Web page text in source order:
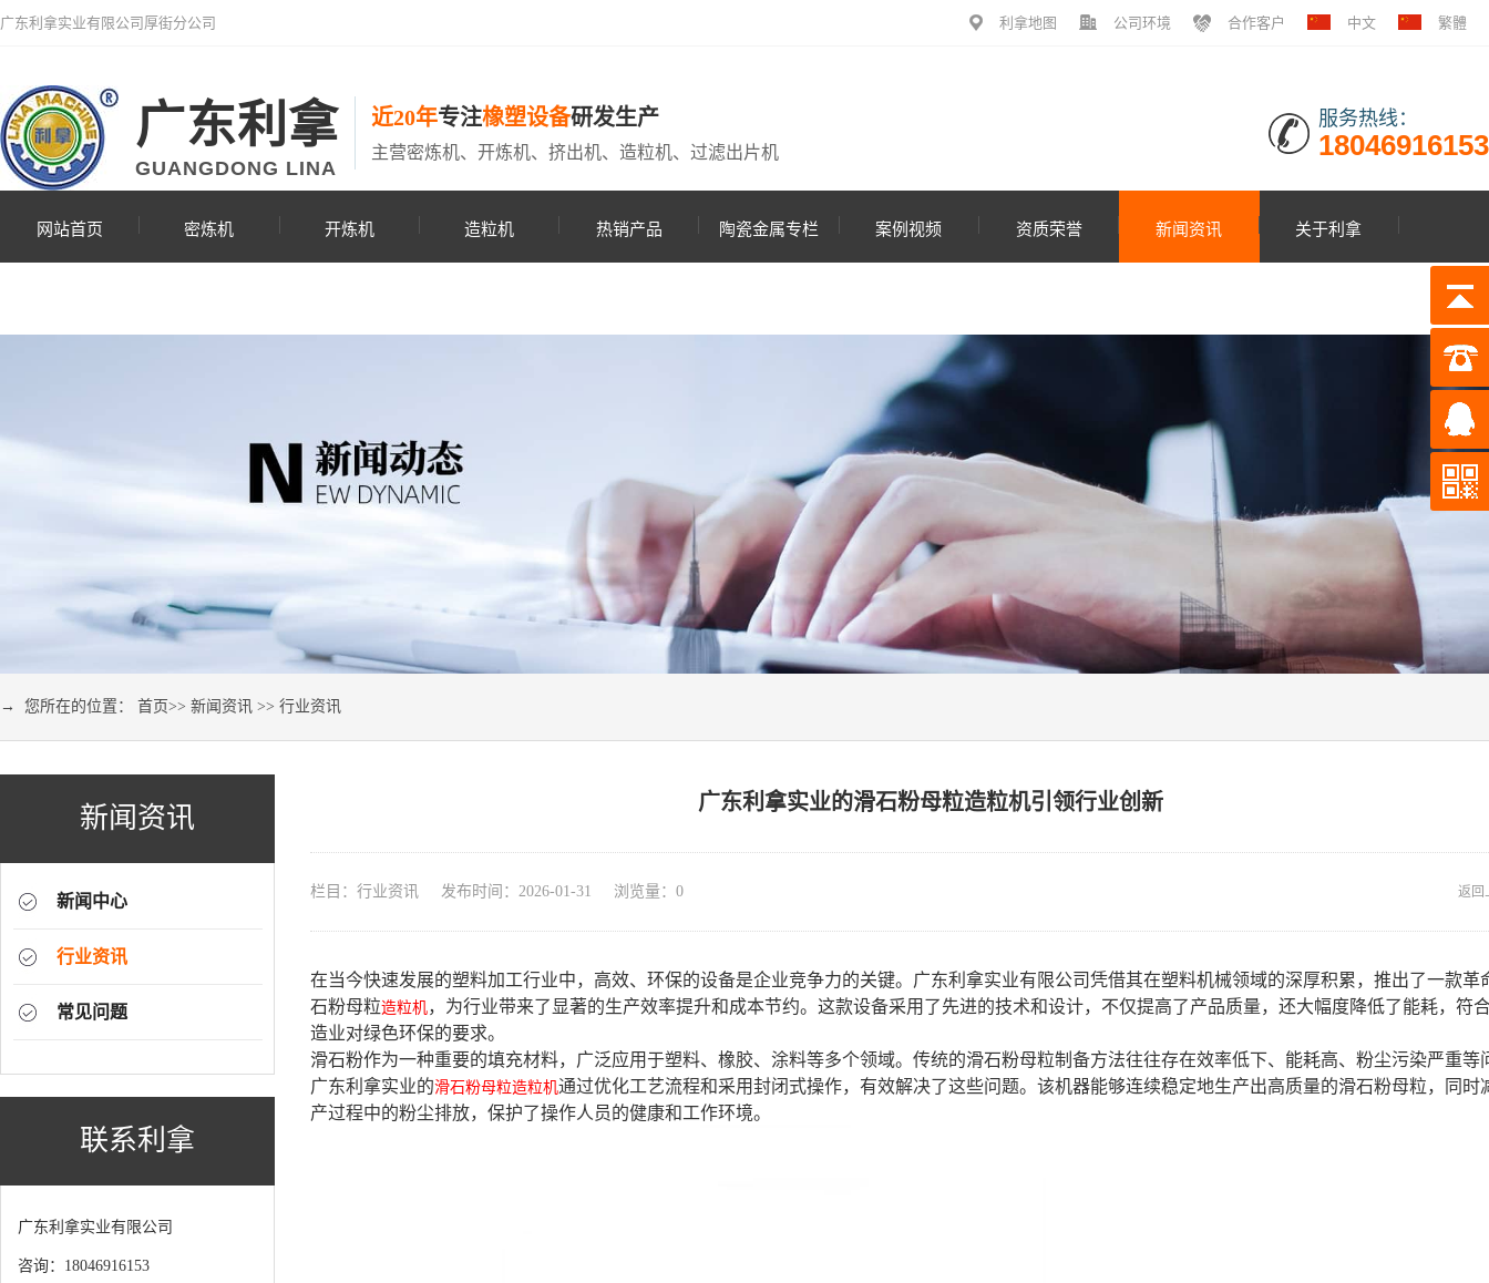
广东利拿实业有限公司厚街分公司 利拿地图 公司环境 合作客户 中文 繁體
广东利拿
GUANGDONG LINA
近20年专注橡塑设备研发生产
主营密炼机、开炼机、挤出机、造粒机、过滤出片机
服务热线：
18046916153
网站首页 密炼机 开炼机 造粒机 热销产品 陶瓷金属专栏 案例视频 资质荣誉 新闻资讯 关于利拿
→ 您所在的位置： 首页>> 新闻资讯 >> 行业资讯
新闻资讯
新闻中心
行业资讯
常见问题
联系利拿
广东利拿实业有限公司
咨询：18046916153
广东利拿实业的滑石粉母粒造粒机引领行业创新
栏目：行业资讯 发布时间：2026-01-31 浏览量： 0 返回
在当今快速发展的塑料加工行业中，高效、环保的设备是企业竞争力的关键。广东利拿实业有限公司凭借其在塑料机械领域的深厚积累，推出了一款革
石粉母粒造粒机，为行业带来了显著的生产效率提升和成本节约。这款设备采用了先进的技术和设计，不仅提高了产品质量，还大幅度降低了能耗，符
造业对绿色环保的要求。
滑石粉作为一种重要的填充材料，广泛应用于塑料、橡胶、涂料等多个领域。传统的滑石粉母粒制备方法往往存在效率低下、能耗高、粉尘污染严重等
广东利拿实业的滑石粉母粒造粒机通过优化工艺流程和采用封闭式操作，有效解决了这些问题。该机器能够连续稳定地生产出高质量的滑石粉母粒，同时
产过程中的粉尘排放，保护了操作人员的健康和工作环境。